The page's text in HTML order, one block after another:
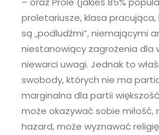
proletariusze, klasa
są „podludźmi”, niemającymi
niestanowiący zagrożenia dla
niewarci uwagi. Jednak to
swobody, których nie ma
marginalna dla partii
może okazywać sobie miłość,
hazard, może wyznawać